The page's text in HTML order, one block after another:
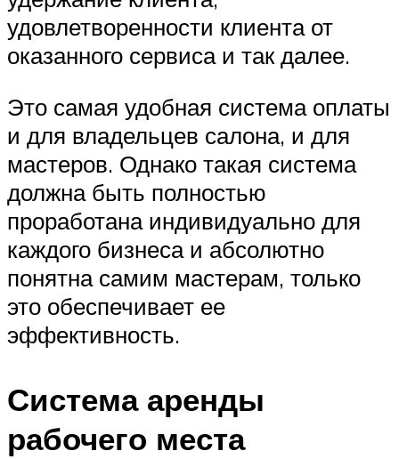
удовлетворенности клиента от
оказанного сервиса и так далее.
Это самая удобная система оплаты
и для владельцев салона, и для
мастеров. Однако такая система
должна быть полностью
проработана индивидуально для
каждого бизнеса и абсолютно
понятна самим мастерам, только
это обеспечивает ее
эффективность.
Система аренды
рабочего места